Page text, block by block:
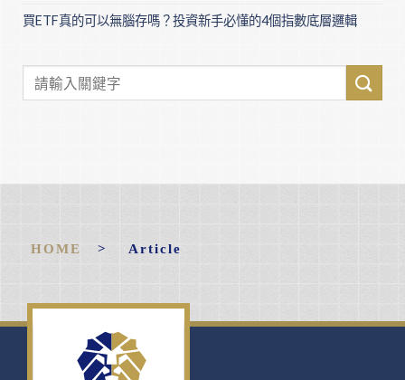
買ETF真的可以無腦存嗎？投資新手必懂的4個指數底層邏輯
HOME > Article